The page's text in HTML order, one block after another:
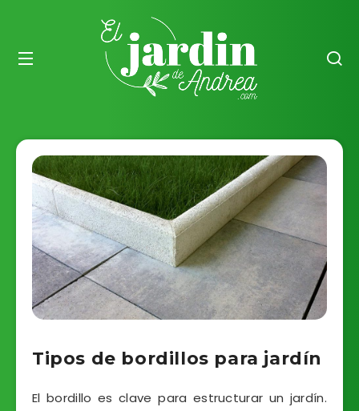
Tipos de bordillos para jardín​
El bordillo es clave para estructurar un jardín.